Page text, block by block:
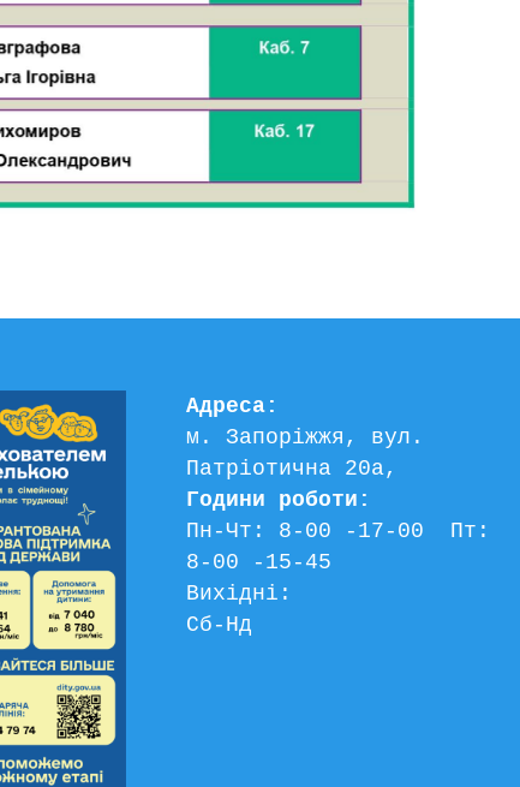
Адреса:
м. Запоріжжя, вул.
Патріотична 20а,
Години роботи:
Пн-Чт: 8-00 -17-00  Пт:
8-00 -15-45
Вихідні:
Сб-Нд